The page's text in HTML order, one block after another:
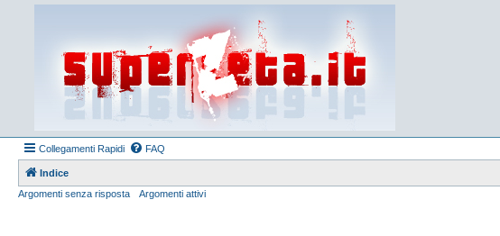
Collegamenti Rapidi FAQ
Indice
Argomenti senza risposta
Argomenti attivi